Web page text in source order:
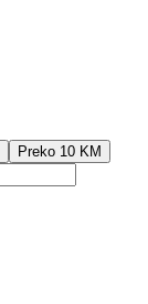
Preko 10 KM